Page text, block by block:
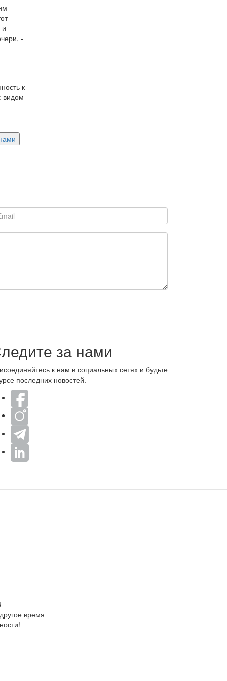
и
-
к
видом
за нами
к нам в социальных сетях и будьте
последних новостей.
время